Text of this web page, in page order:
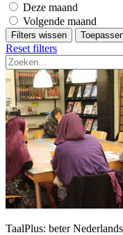
Deze maand
Volgende maand
Filters wissen
Reset filters
TaalPlus: beter